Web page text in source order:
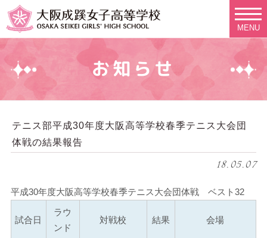
MENU
お知らせ
テニス部平成30年度大阪高等学校春季テニス大会団
体戦の結果報告
18.05.07
平成30年度大阪高等学校春季テニス大会団体戦 ベスト32
試合日
ラウ
ンド
対戦校 結果 会場